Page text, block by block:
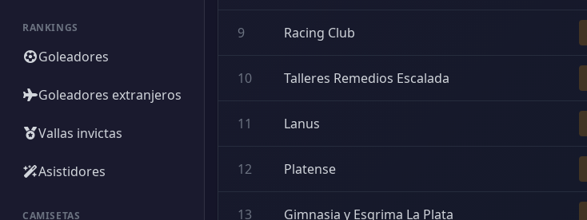
RANKINGS
Goleadores
Goleadores extranjeros
Vallas invictas
Asistidores
CAMISETAS
9 Racing Club
10 Talleres Remedios Escalada
11 Lanus
12 Platense
13 Gimnasia y Esgrima La Plata